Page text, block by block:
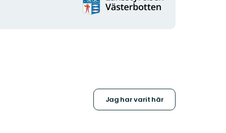
Jag har varit här